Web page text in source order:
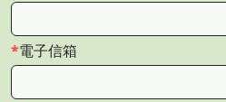
電子信箱